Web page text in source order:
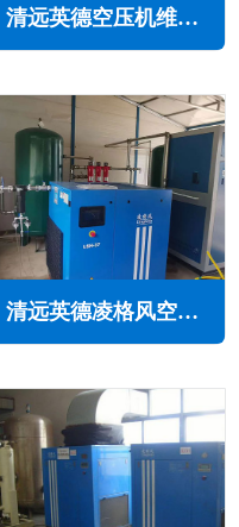
清远英德空压机维修保养
清远英德凌格风空压机维修保养售后服务电话